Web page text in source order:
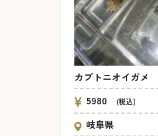
カブトニオイガメ
5980
(税込)
岐阜県